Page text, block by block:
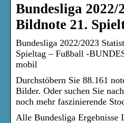
Bundesliga
Bildnote 21.
Bundesliga 2022/2023
Spieltag – Fußball -
mobil
Durchstöbern Sie 88.161
Bilder. Oder suchen Sie
noch mehr faszinierende
Alle Bundesliga Ergebnisse